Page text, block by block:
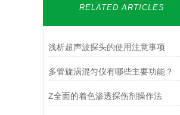
RELATED ARTICLES
浅析超声波探头的使用注意事项
多管旋涡混匀仪有哪些主要功能？
Z全面的着色渗透探伤剂操作法